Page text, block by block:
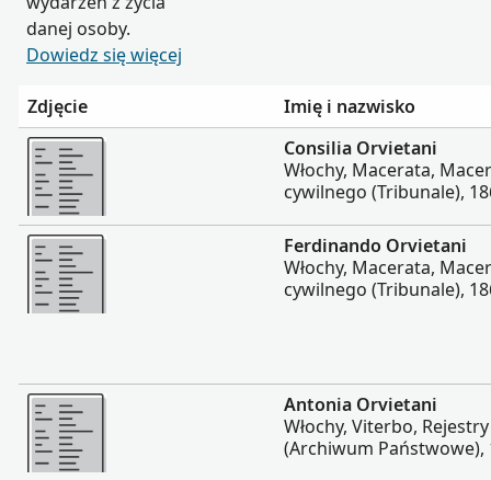
danej osoby.
Dowiedz się więcej
Zdjęcie
Imię i nazwisko
Więcej
Consilia Orvietani
Włochy, Macerata,
cywilnego (Tribunale),
Więcej
Ferdinando Orvietani
Włochy, Macerata,
cywilnego (Tribunale),
Więcej
Antonia Orvietani
Włochy, Viterbo,
(Archiwum Państwowe),